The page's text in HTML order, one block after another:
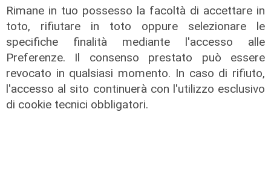
Rimane in tuo possesso la facoltà di accettare in
toto, rifiutare in toto oppure selezionare le
specifiche finalità mediante l'accesso alle
Preferenze. Il consenso prestato può essere
revocato in qualsiasi momento. In caso di rifiuto,
l'accesso al sito continuerà con l'utilizzo esclusivo
di cookie tecnici obbligatori.
Emergenza idrica, Scajola e Cirio:
«Strategia Comune tra i nostri
territori"
08/08/2026
di Gilberto Volpara